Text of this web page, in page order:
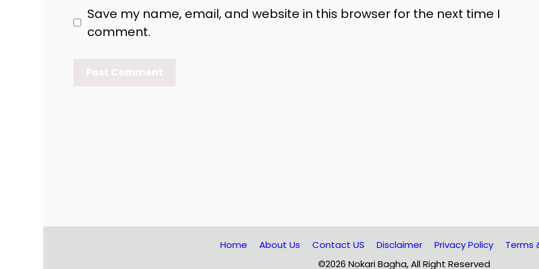
Save my name, email, and website in this browser for the next time I
comment.
Home About Us Contact US Disclaimer Privacy Policy
Terms
©2026 Nokari Bagha, All Right Reserved